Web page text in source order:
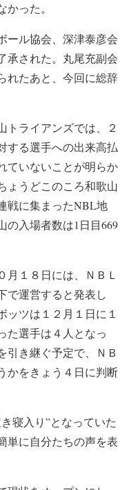
った。
ール協会、深津泰彦会
承された。丸尾充副会
れたあと、今回に総辞
トライアンズでは、２
する選手への出来高払
ていないことが明らか
ょうどこのころ和歌山
戦に集まったNBL地
の入場者数は1日目669
月１８日には、ＮＢＬ
で運営すると発表し
ッツは１２月１日に１
た選手は４人となっ
引き継ぐ予定で、ＮＢ
かをきょう４日に判断
寝入り”となっていた
単に自分たちの声を表